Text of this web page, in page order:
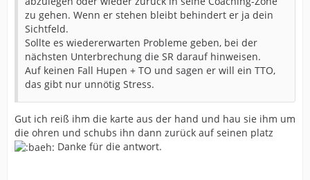
zu gehen. Wenn er stehen bleibt behindert er ja dein
Sichtfeld.
Sollte es wiedererwarten Probleme geben, bei der
nächsten Unterbrechung die SR darauf hinweisen.
Auf keinen Fall Hupen + TO und sagen er will ein TTO,
das gibt nur unnötig Stress.
Gut ich reiß ihm die karte aus der hand und hau sie ihm um
die ohren und schubs ihn dann zurück auf seinen platz
Danke für die antwort.